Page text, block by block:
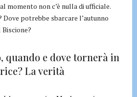
momento non c’è nulla di ufficiale.
Dove potrebbe sbarcare l’autunno
quando e dove tornerà in
La verità